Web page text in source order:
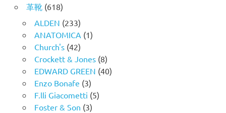
革靴(618)
ALDEN (233)
ANATOMICA (1)
Church's(42)
Crockett & Jones(8)
EDWARD GREEN (40)
Enzo Bonafe (3)
F.lli Giacometti (5)
Foster & Son (3)